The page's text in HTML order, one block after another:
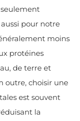
pour notre
moins
protéines
de terre et
outre, choisir une
est souvent
la